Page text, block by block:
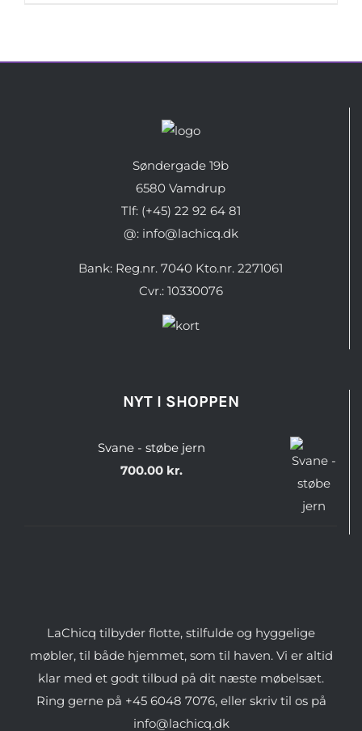
Søndergade 19b
6580 Vamdrup
Tlf: (+45) 22 92 64 81
@: info@lachicq.dk
Bank: Reg.nr. 7040 Kto.nr. 2271061
Cvr.: 10330076
NYT I SHOPPEN
Svane - støbe jern
700.00 kr.
LaChicq tilbyder flotte, stilfulde og hyggelige
møbler, til både hjemmet, som til haven. Vi er altid
klar med et godt tilbud på dit næste møbelsæt.
Ring gerne på +45 6048 7076, eller skriv til os på
info@lachicq.dk